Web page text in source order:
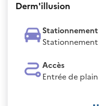
Derm'illusion
Stationnement
Accès
Entrée de